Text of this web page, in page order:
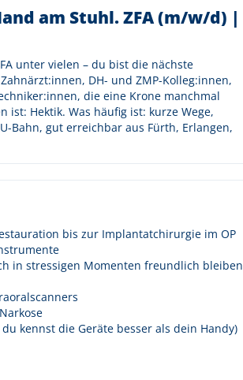
am Stuhl. ZFA (m/w/d) |
unter vielen – du bist die nächste
DH- und ZMP-Kolleg:innen,
die eine Krone manchmal
Hektik. Was häufig ist: kurze Wege,
Bahn, gut erreichbar aus Fürth, Erlangen,
bis zur Implantatchirurgie im OP
in stressigen Momenten freundlich bleiben
kennst die Geräte besser als dein Handy)